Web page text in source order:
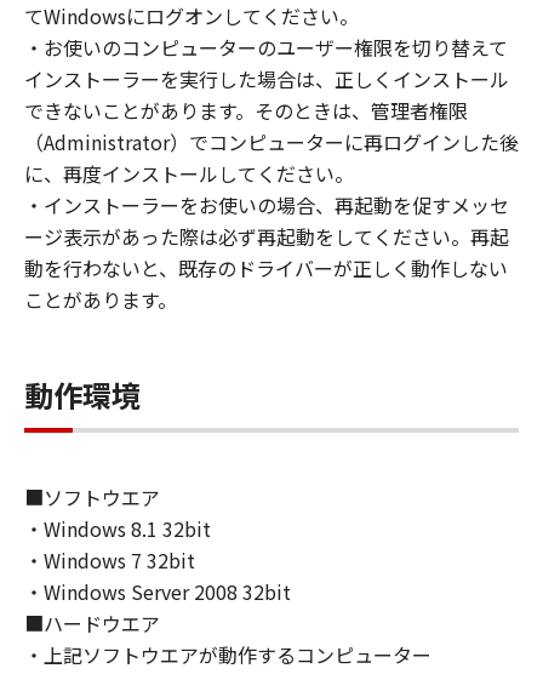
２．制限
(1) お客様は、再使用許諾、譲渡、販売、頒
布、リースもしくは貸与その他の方法により、
第三者に「本ソフトウェア」を使用させること
はできません。
(2) お客様は、「本ソフトウェア」の全部また
は一部を修正、改変、逆コンパイル、逆アセン
ブル、その他リバースエンジニアリング等する
ことはできません。また第三者にこのような行
為をさせてはなりません。
お客様は、「本ソフトウェア」に含まれるキヤ
ノンまたはキヤノンのライセンサーの著作権表
４．所有権
「本ソフトウェア」に係る権原および所有権
は、その内容によりキヤノンまたはキヤノンの
ライセンサーに帰属します。
てWindowsにログオンしてください。
・お使いのコンピューターのユーザー権限を切り替えて
インストーラーを実行した場合は、正しくインストール
できないことがあります。そのときは、管理者権限
（Administrator）でコンピューターに再ログインした後
に、再度インストールしてください。
・インストーラーをお使いの場合、再起動を促すメッセ
ージ表示があった際は必ず再起動をしてください。再起
動を行わないと、既存のドライバーが正しく動作しない
ことがあります。
動作環境
■ソフトウエア
・Windows 8.1 32bit
・Windows 7 32bit
・Windows Server 2008 32bit
■ハードウエア
・上記ソフトウエアが動作するコンピューター